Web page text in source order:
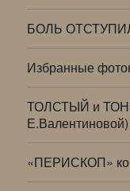
БОЛЬ
Избранные
ТОЛСТЫЙ и
Е.Валентиновой)
«ПЕРИСКОП»